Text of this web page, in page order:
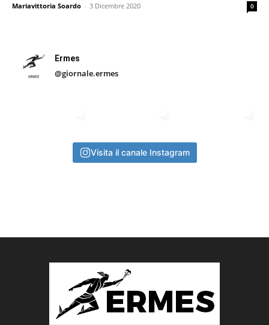
Mariavittoria Soardo - 3 Dicembre 2020 0
Ermes
@giornale.ermes
Visita il canale Instagram